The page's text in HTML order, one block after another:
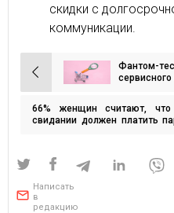
скидки с
коммуникации.
Навигация
по
записям
Фантом-
66% женщин считают,
свидании должен платить
Написать
в
редакцию